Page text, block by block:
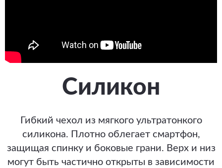
Силикон
Гибкий чехол из мягкого ультратонкого
силикона. Плотно облегает смартфон,
защищая спинку и боковые грани. Верх и низ
могут быть частично открыты в зависимости